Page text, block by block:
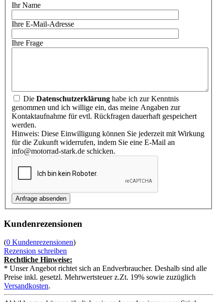
Ihr Name
Ihre E-Mail-Adresse
Ihre Frage
Die Datenschutzerklärung habe ich zur Kenntnis
genommen und ich willige ein, das meine Angaben zur
Kontaktaufnahme für evtl. Rückfragen dauerhaft gespeichert
werden.
Hinweis: Diese Einwilligung können Sie jederzeit mit Wirkung
für die Zukunft widerrufen, indem Sie eine E-Mail an
info@motorrad-stark.de schicken.
Kundenrezensionen
(0 Kundenrezensionen)
Rezension schreiben
Rechtliche Hinweise:
* Unser Angebot richtet sich an Endverbraucher. Deshalb sind alle
Preise inkl. gesetzl. Mehrwertsteuer z.Zt. 19% sowie zuzüglich
Versandkosten.